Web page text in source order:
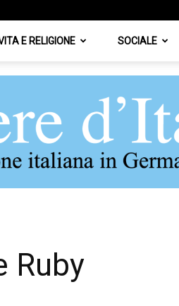
E RELIGIONE SOCIALE
Ruby